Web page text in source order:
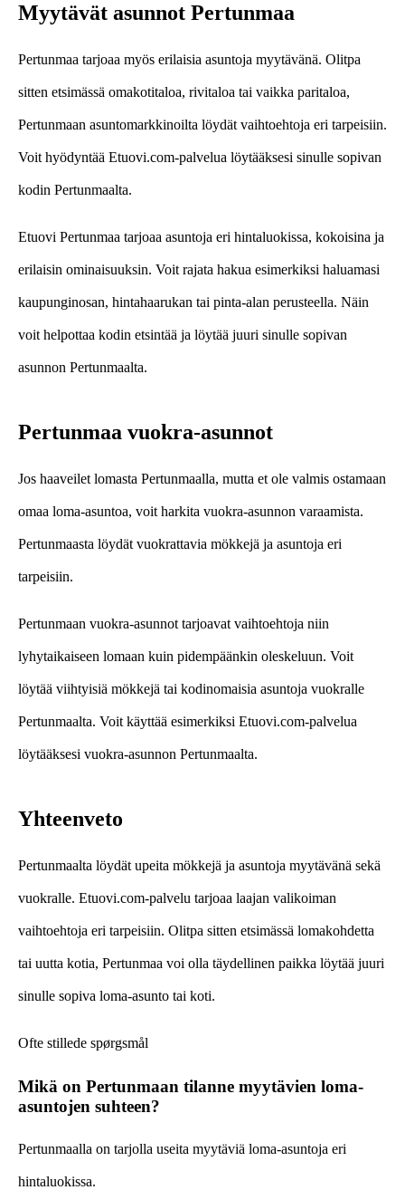
Myytävät asunnot Pertunmaa
Pertunmaa tarjoaa myös erilaisia asuntoja myytävänä. Olitpa
sitten etsimässä omakotitaloa, rivitaloa tai vaikka paritaloa,
Pertunmaan asuntomarkkinoilta löydät vaihtoehtoja eri tarpeisiin.
Voit hyödyntää Etuovi.com-palvelua löytääksesi sinulle sopivan
kodin Pertunmaalta.
Etuovi Pertunmaa tarjoaa asuntoja eri hintaluokissa, kokoisina ja
erilaisin ominaisuuksin. Voit rajata hakua esimerkiksi haluamasi
kaupunginosan, hintahaarukan tai pinta-alan perusteella. Näin
voit helpottaa kodin etsintää ja löytää juuri sinulle sopivan
asunnon Pertunmaalta.
Pertunmaa vuokra-asunnot
Jos haaveilet lomasta Pertunmaalla, mutta et ole valmis ostamaan
omaa loma-asuntoa, voit harkita vuokra-asunnon varaamista.
Pertunmaasta löydät vuokrattavia mökkejä ja asuntoja eri
tarpeisiin.
Pertunmaan vuokra-asunnot tarjoavat vaihtoehtoja niin
lyhytaikaiseen lomaan kuin pidempäänkin oleskeluun. Voit
löytää viihtyisiä mökkejä tai kodinomaisia asuntoja vuokralle
Pertunmaalta. Voit käyttää esimerkiksi Etuovi.com-palvelua
löytääksesi vuokra-asunnon Pertunmaalta.
Yhteenveto
Pertunmaalta löydät upeita mökkejä ja asuntoja myytävänä sekä
vuokralle. Etuovi.com-palvelu tarjoaa laajan valikoiman
vaihtoehtoja eri tarpeisiin. Olitpa sitten etsimässä lomakohdetta
tai uutta kotia, Pertunmaa voi olla täydellinen paikka löytää juuri
sinulle sopiva loma-asunto tai koti.
Ofte stillede spørgsmål
Mikä on Pertunmaan tilanne myytävien loma-
asuntojen suhteen?
Pertunmaalla on tarjolla useita myytäviä loma-asuntoja eri
hintaluokissa.